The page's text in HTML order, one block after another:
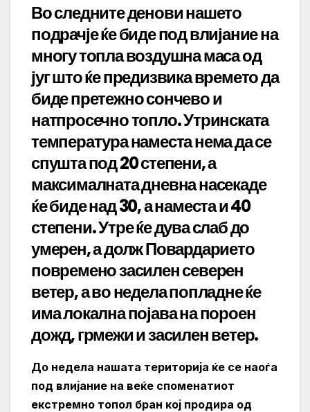
Во следните денови нашето
подрачје ќе биде под влијание на
многу топла воздушна маса од
југ што ќе предизвика времето да
биде претежно сончево и
натпросечно топло. Утринската
температура наместа нема да се
спушта под 20 степени, а
максималната дневна насекаде
ќе биде над 30, а наместа и 40
степени. Утре ќе дува слаб до
умерен, а долж Повардарието
повремено засилен северен
ветер, а во недела попладне ќе
има локална појава на пороен
дожд, грмежи и засилен ветер.
До недела нашата територија ќе се наоѓа
под влијание на веќе споменатиот
екстремно топол бран кој продира од